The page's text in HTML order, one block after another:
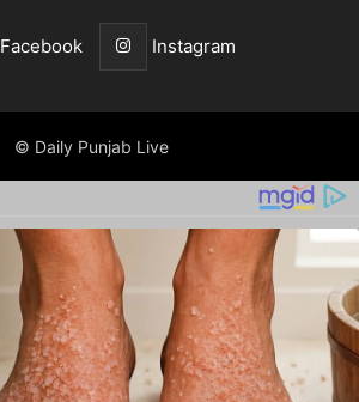
Facebook Instagram
© Daily Punjab Live